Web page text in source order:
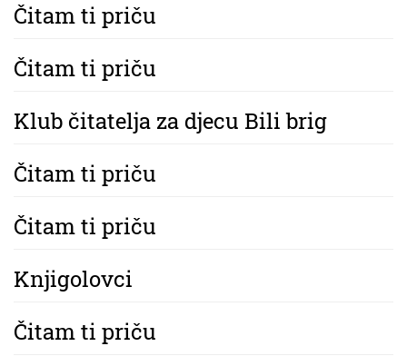
Čitam ti priču
Čitam ti priču
Klub čitatelja za djecu Bili brig
Čitam ti priču
Čitam ti priču
Knjigolovci
Čitam ti priču